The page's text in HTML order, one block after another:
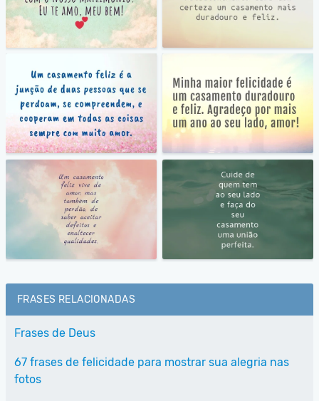
FRASES RELACIONADAS
Frases de Deus
67 frases de felicidade para mostrar sua alegria nas
fotos